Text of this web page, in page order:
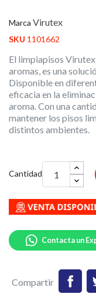
Marca Virutex
SKU 1101662
El limpiapisos
aromas, es una
Disponible en
eficacia en la
aroma. Con una
mantener los pisos
distintos ambientes.
Cantidad
Compartir
Contacta un